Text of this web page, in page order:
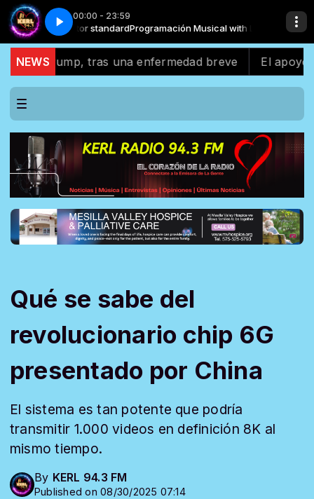
00:00 - 23:59
with Locutor standardProgramación Musical with Locutor standard
- Un Beso Menos ELENA ROSE & Morat - Un Beso Menos
NEWS
Trump, tras una enfermedad breve El apoyo
Qué se sabe del
revolucionario chip 6G
presentado por China
El sistema es tan potente que podría
transmitir 1.000 videos en definición 8K al
mismo tiempo.
By KERL 94.3 FM
Published on 08/30/2025 07:14